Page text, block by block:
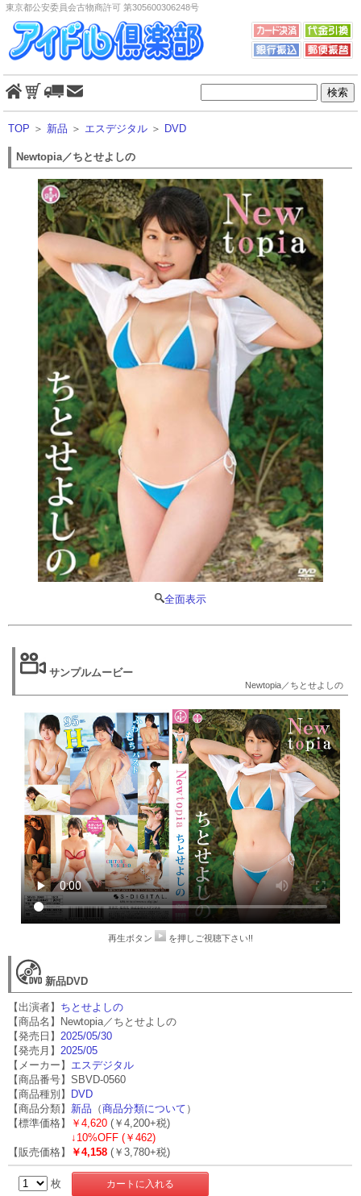
東京都公安委員会古物商許可 第305600306248号
TOP ＞ 新品 ＞ エスデジタル ＞ DVD
Newtopia／ちとせよしの
全面表示
サンプルムービー
Newtopia／ちとせよしの
再生ボタン を押しご視聴下さい!!
新品DVD
【出演者】 ちとせよしの
【商品名】Newtopia／ちとせよしの
【発売日】 2025/05/30
【発売月】 2025/05
【メーカー】 エスデジタル
【商品番号】SBVD-0560
【商品種別】 DVD
【商品分類】 新品 （商品分類について ）
【標準価格】
￥4,620 (￥4,200+税)
↓ 10%OFF (￥462)
【販売価格】
￥4,158 (￥3,780+税)
枚